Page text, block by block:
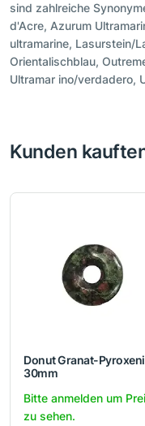
sind zahlreiche
d'Acre, Azurum
ultramarine, Lasurstein/
Orientalischblau,
Ultramar ino/verdadero,
Kunden
Donut Granat-
30mm
Bitte anmelden um
zu sehen.